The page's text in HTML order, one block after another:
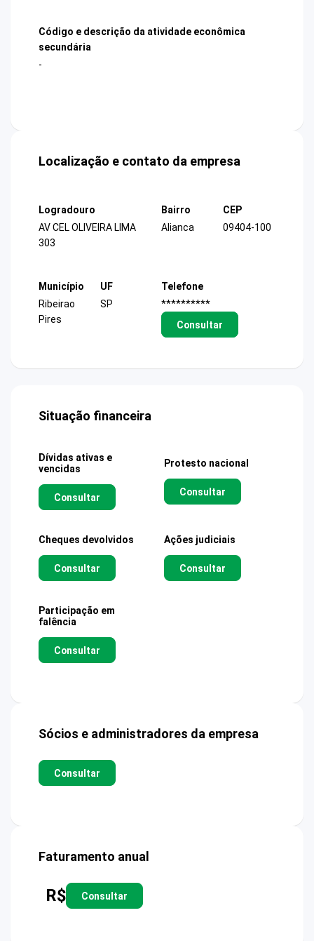
Código e descrição da atividade econômica
secundária
-
Localização e contato da empresa
Logradouro
AV CEL OLIVEIRA LIMA
303
Bairro
Alianca
CEP
09404-100
Município
Ribeirao
Pires
UF
SP
Telefone
**********
Consultar
Situação financeira
Dívidas ativas e
vencidas
Consultar
Protesto nacional
Consultar
Cheques devolvidos
Consultar
Ações judiciais
Consultar
Participação em
falência
Consultar
Sócios e administradores da empresa
Consultar
Faturamento anual
R$ Consultar